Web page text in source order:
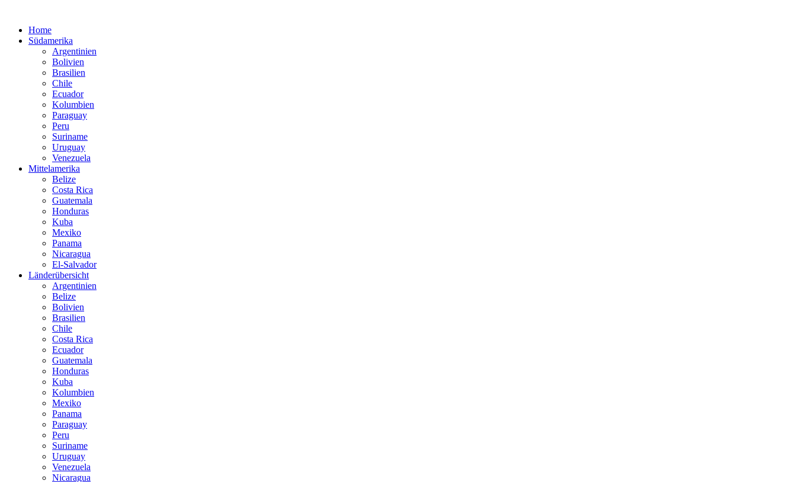
Home
Südamerika
Argentinien
Bolivien
Brasilien
Chile
Ecuador
Kolumbien
Paraguay
Peru
Suriname
Uruguay
Venezuela
Mittelamerika
Belize
Costa Rica
Guatemala
Honduras
Kuba
Mexiko
Panama
Nicaragua
El-Salvador
Länderübersicht
Argentinien
Belize
Bolivien
Brasilien
Chile
Costa Rica
Ecuador
Guatemala
Honduras
Kuba
Kolumbien
Mexiko
Panama
Paraguay
Peru
Suriname
Uruguay
Venezuela
Nicaragua